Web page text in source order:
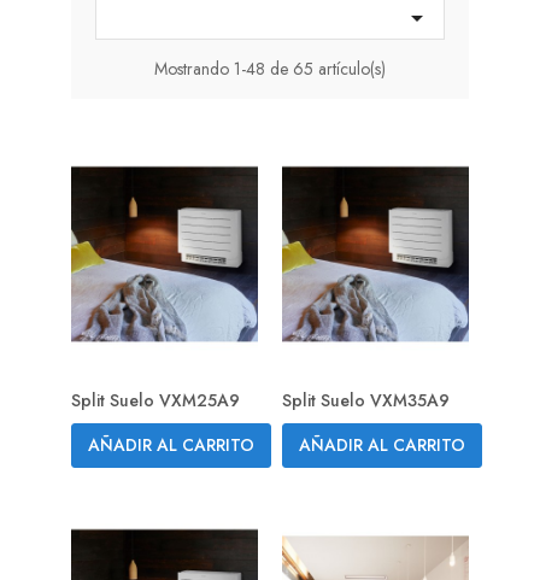

Mostrando 1-48 de 65 artículo(s)
Split Suelo VXM25A9
AÑADIR AL CARRITO
Split Suelo VXM35A9
AÑADIR AL CARRITO